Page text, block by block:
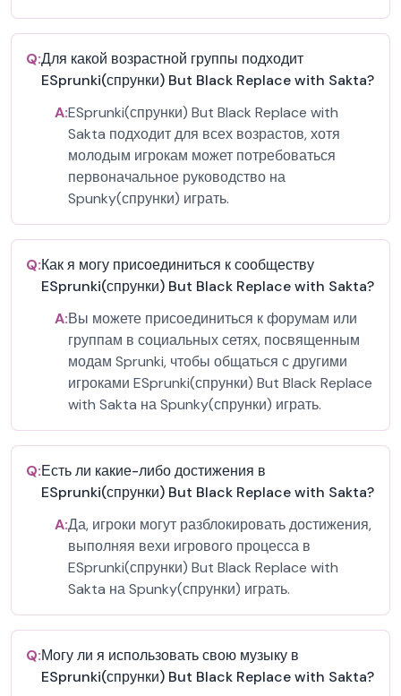
Q:Для какой возрастной группы подходит
ESprunki(спрунки) But Black Replace with Sakta?
A:ESprunki(спрунки) But Black Replace with
Sakta подходит для всех возрастов, хотя
молодым игрокам может потребоваться
первоначальное руководство на
Spunky(спрунки) играть.
Q:Как я могу присоединиться к сообществу
ESprunki(спрунки) But Black Replace with Sakta?
A:Вы можете присоединиться к форумам или
группам в социальных сетях, посвященным
модам Sprunki, чтобы общаться с другими
игроками ESprunki(спрунки) But Black Replace
with Sakta на Spunky(спрунки) играть.
Q:Есть ли какие-либо достижения в
ESprunki(спрунки) But Black Replace with Sakta?
A:Да, игроки могут разблокировать достижения,
выполняя вехи игрового процесса в
ESprunki(спрунки) But Black Replace with
Sakta на Spunky(спрунки) играть.
Q:Могу ли я использовать свою музыку в
ESprunki(спрунки) But Black Replace with Sakta?